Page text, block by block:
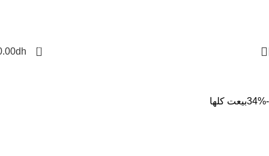
0
dh
-34% بيعت كلها